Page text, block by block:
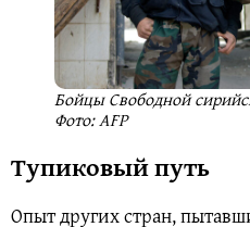
Бойцы Свободной
Фото: AFP
Тупиковый путь
Опыт других стран,